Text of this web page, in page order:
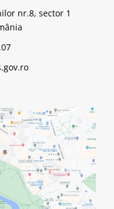
nr.8, sector 1